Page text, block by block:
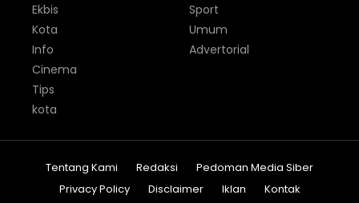
Ekbis
Kota
Info
Sport
Umum
Advertorial
Cinema
Tips
kota
Tentang Kami Redaksi
Pedoman Media Siber
Privacy Policy
Disclaimer Iklan Kontak